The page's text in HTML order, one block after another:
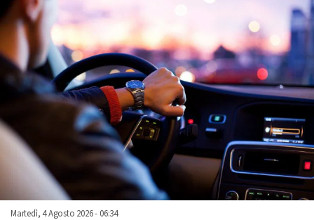
Martedì, 4 Agosto 2026 - 06:34